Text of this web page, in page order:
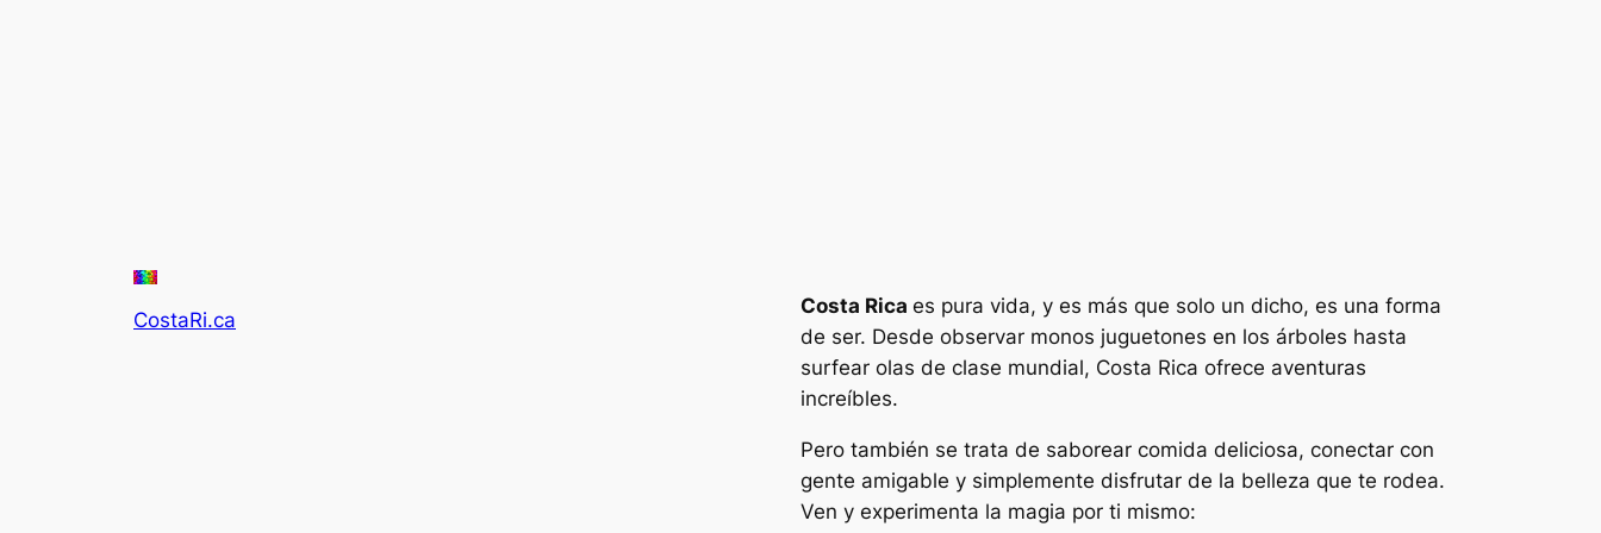
CostaRi.ca
Costa Rica es pura vida, y es más que solo un dicho, es una forma
de ser. Desde observar monos juguetones en los árboles hasta
surfear olas de clase mundial, Costa Rica ofrece aventuras
increíbles.
Pero también se trata de saborear comida deliciosa, conectar con
gente amigable y simplemente disfrutar de la belleza que te rodea.
Ven y experimenta la magia por ti mismo: